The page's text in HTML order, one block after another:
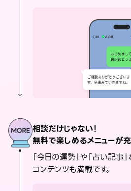
相談だけじゃない！
無料で楽しめるメニューが
「今日の運勢」や「占い記事
コンテンツも満載です。